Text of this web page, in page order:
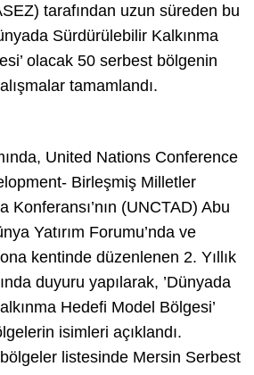
tarafından uzun süreden bu
Sürdürülebilir Kalkınma
olacak 50 serbest bölgenin
tamamlandı.
United Nations Conference
Birleşmiş Milletler
Konferansı’nın (UNCTAD) Abu
Yatırım Forumu’nda ve
kentinde düzenlenen 2. Yıllık
duyuru yapılarak, ’Dünyada
Hedefi Model Bölgesi’
isimleri açıklandı.
listesinde Mersin Serbest